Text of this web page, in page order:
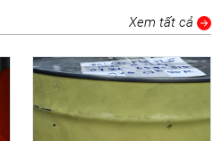
Xem tất cả